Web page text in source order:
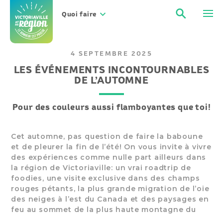
contenu
Quoi faire
4 SEPTEMBRE 2025
LES ÉVÉNEMENTS INCONTOURNABLES
DE L’AUTOMNE
Pour des couleurs aussi flamboyantes que toi!
Cet automne, pas question de faire la baboune
et de pleurer la fin de l’été! On vous invite à vivre
des expériences comme nulle part ailleurs dans
la région de Victoriaville: un vrai roadtrip de
foodies, une visite exclusive dans des champs
rouges pétants, la plus grande migration de l’oie
des neiges à l’est du Canada et des paysages en
feu au sommet de la plus haute montagne du